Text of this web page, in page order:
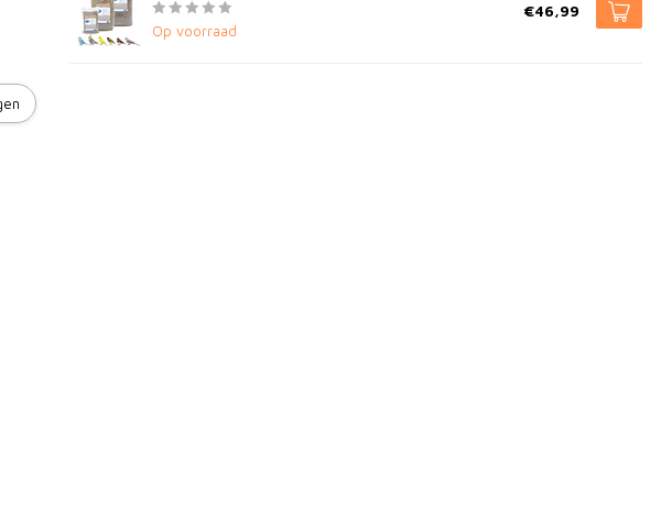
Op voorraad
€46,99